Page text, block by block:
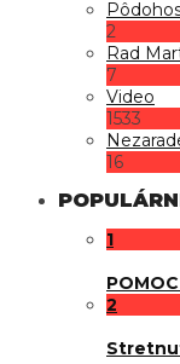
2
Rad
7
Video
1533
16
1
2